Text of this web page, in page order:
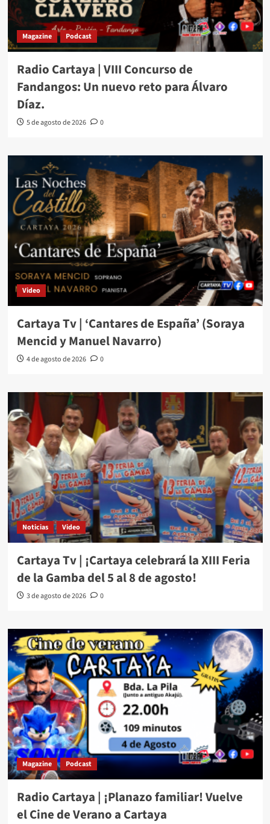
Magazine Podcast
Radio Cartaya | VIII Concurso de
Fandangos: Un nuevo reto para Álvaro
Díaz.
5 de agosto de 2026 0
Video
Cartaya Tv | ‘Cantares de España’ (Soraya
Mencid y Manuel Navarro)
4 de agosto de 2026 0
Noticias Video
Cartaya Tv | ¡Cartaya celebrará la XIII Feria
de la Gamba del 5 al 8 de agosto!
3 de agosto de 2026 0
Magazine Podcast
Radio Cartaya | ¡Planazo familiar! Vuelve
el Cine de Verano a Cartaya